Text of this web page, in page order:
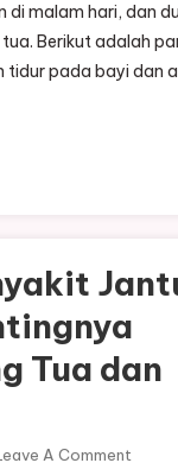
Pada
Bayi
Dan
di malam hari, dan
Berikut adalah
pada bayi dan
Tua dan
A CommentOn